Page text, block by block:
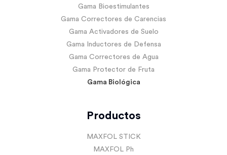
Gama Bioestimulantes
Gama Correctores de Carencias
Gama Activadores de Suelo
Gama Inductores de Defensa
Gama Correctores de Agua
Gama Protector de Fruta
Gama Biológica
Productos
MAXFOL STICK
MAXFOL Ph